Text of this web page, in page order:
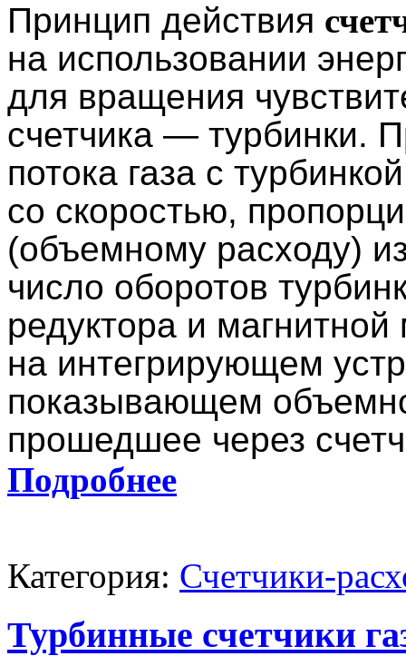
Принцип действия
на использовании
для вращения
счетчика — турбинки.
потока газа с
со скоростью,
(объемному расходу)
число оборотов
редуктора и
на интегрирующем
показывающем
прошедшее через
Подробнее
Категория: Счетчики-
Турбинные счетчики